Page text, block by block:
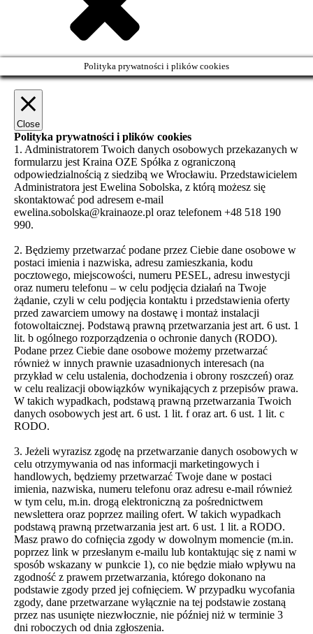
Polityka prywatności i plików cookies
Close
Polityka prywatności i plików cookies
1. Administratorem Twoich danych osobowych przekazanych w
formularzu jest Kraina OZE Spółka z ograniczoną
odpowiedzialnością z siedzibą we Wrocławiu. Przedstawicielem
Administratora jest Ewelina Sobolska, z którą możesz się
skontaktować pod adresem e-mail
ewelina.sobolska@krainaoze.pl oraz telefonem +48 518 190
990.
2. Będziemy przetwarzać podane przez Ciebie dane osobowe w
postaci imienia i nazwiska, adresu zamieszkania, kodu
pocztowego, miejscowości, numeru PESEL, adresu inwestycji
oraz numeru telefonu – w celu podjęcia działań na Twoje
żądanie, czyli w celu podjęcia kontaktu i przedstawienia oferty
przed zawarciem umowy na dostawę i montaż instalacji
fotowoltaicznej. Podstawą prawną przetwarzania jest art. 6 ust. 1
lit. b ogólnego rozporządzenia o ochronie danych (RODO).
Podane przez Ciebie dane osobowe możemy przetwarzać
również w innych prawnie uzasadnionych interesach (na
przykład w celu ustalenia, dochodzenia i obrony roszczeń) oraz
w celu realizacji obowiązków wynikających z przepisów prawa.
W takich wypadkach, podstawą prawną przetwarzania Twoich
danych osobowych jest art. 6 ust. 1 lit. f oraz art. 6 ust. 1 lit. c
RODO.
3. Jeżeli wyrazisz zgodę na przetwarzanie danych osobowych w
celu otrzymywania od nas informacji marketingowych i
handlowych, będziemy przetwarzać Twoje dane w postaci
imienia, nazwiska, numeru telefonu oraz adresu e-mail również
w tym celu, m.in. drogą elektroniczną za pośrednictwem
newslettera oraz poprzez mailing ofert. W takich wypadkach
podstawą prawną przetwarzania jest art. 6 ust. 1 lit. a RODO.
Masz prawo do cofnięcia zgody w dowolnym momencie (m.in.
poprzez link w przesłanym e-mailu lub kontaktując się z nami w
sposób wskazany w punkcie 1), co nie będzie miało wpływu na
zgodność z prawem przetwarzania, którego dokonano na
podstawie zgody przed jej cofnięciem. W przypadku wycofania
zgody, dane przetwarzane wyłącznie na tej podstawie zostaną
przez nas usunięte niezwłocznie, nie później niż w terminie 3
dni roboczych od dnia zgłoszenia.